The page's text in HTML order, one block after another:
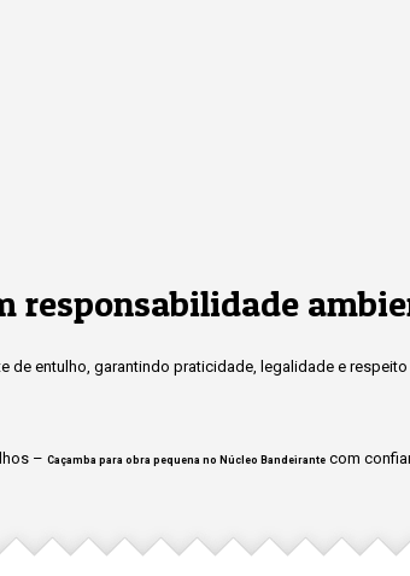
responsabilidade
entulho, garantindo praticidade, legalidade e
– Caçamba para obra pequena no Núcleo Bandeirante com